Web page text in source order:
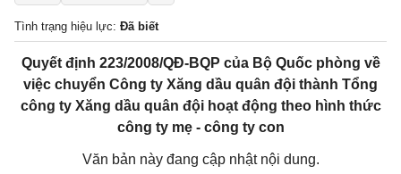
Tình trạng hiệu lực: Đã biết
Quyết định 223/2008/QĐ-BQP của Bộ Quốc phòng về
việc chuyển Công ty Xăng dầu quân đội thành Tổng
công ty Xăng dầu quân đội hoạt động theo hình thức
công ty mẹ - công ty con
Văn bản này đang cập nhật nội dung.